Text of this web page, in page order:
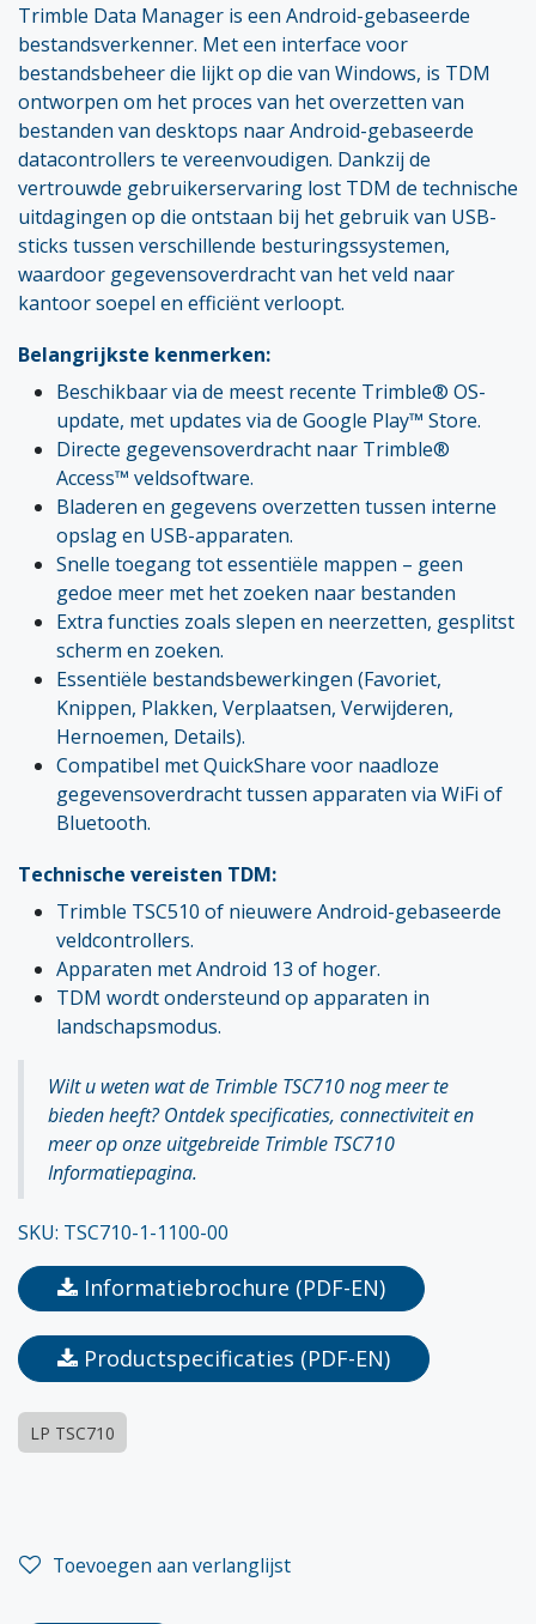
Trimble Data Manager is een Android-gebaseerde
bestandsverkenner. Met een interface voor
bestandsbeheer die lijkt op die van Windows, is TDM
ontworpen om het proces van het overzetten van
bestanden van desktops naar Android-gebaseerde
datacontrollers te vereenvoudigen. Dankzij de
vertrouwde gebruikerservaring lost TDM de technische
uitdagingen op die ontstaan bij het gebruik van USB-
sticks tussen verschillende besturingssystemen,
waardoor gegevensoverdracht van het veld naar
kantoor soepel en efficiënt verloopt.
Belangrijkste kenmerken:
Beschikbaar via de meest recente Trimble® OS-
update, met updates via de Google Play™ Store.
Directe gegevensoverdracht naar Trimble®
Access™ veldsoftware.
Bladeren en gegevens overzetten tussen interne
opslag en USB-apparaten.
Snelle toegang tot essentiële mappen – geen
gedoe meer met het zoeken naar bestanden
Extra functies zoals slepen en neerzetten, gesplitst
scherm en zoeken.
Essentiële bestandsbewerkingen (Favoriet,
Knippen, Plakken, Verplaatsen, Verwijderen,
Hernoemen, Details).
Compatibel met QuickShare voor naadloze
gegevensoverdracht tussen apparaten via WiFi of
Bluetooth.
Technische vereisten TDM:
Trimble TSC510 of nieuwere Android-gebaseerde
veldcontrollers.
Apparaten met Android 13 of hoger.
TDM wordt ondersteund op apparaten in
landschapsmodus.
Wilt u weten wat de Trimble TSC710 nog meer te
bieden heeft? Ontdek specificaties, connectiviteit en
meer op onze uitgebreide Trimble TSC710
Informatiepagina.
SKU: TSC710-1-1100-00
Informatiebrochure (PDF-EN)
Productspecificaties (PDF-EN)
LP TSC710
Toevoegen aan verlanglijst